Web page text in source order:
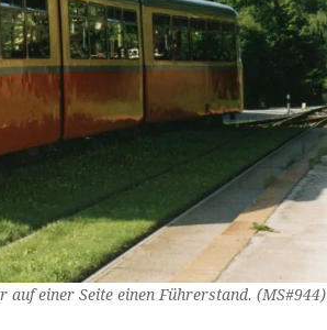
einer Seite einen Führerstand. (MS#944)